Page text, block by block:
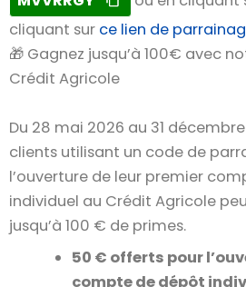
cliquant sur ce lien de
🎁 Gagnez jusqu’à 100€ avec
Crédit Agricole
Du 28 mai 2026 au 31
clients utilisant un code de
l’ouverture de leur premier
individuel au Crédit Agricole
jusqu’à 100 € de primes.
50 € offerts pour
compte de dépôt